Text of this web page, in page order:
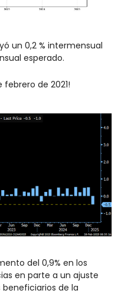
un 0,2 % intermensual
esperado.
febrero de 2021!
del 0,9% en los
en parte a un ajuste
de la